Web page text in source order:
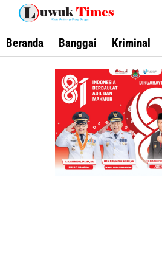
Lewati
konten
Beranda Banggai Kriminal